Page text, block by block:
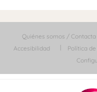
Quiénes somos / Contacta
Accesibilidad
Política